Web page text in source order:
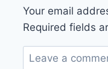
Your email
Required fields